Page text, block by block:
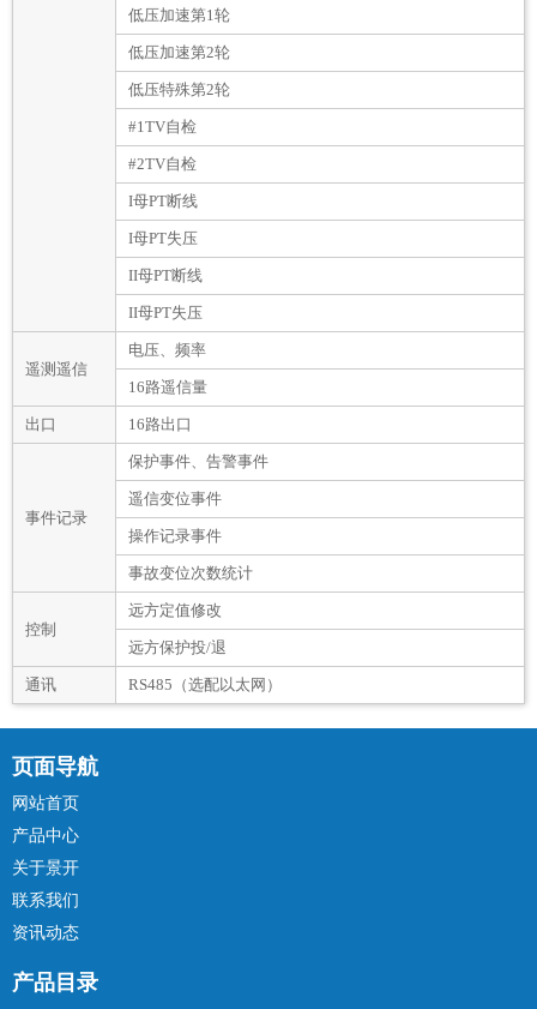
低压加速第1轮
低压加速第2轮
低压特殊第2轮
#1TV自检
#2TV自检
I母PT断线
I母PT失压
II母PT断线
II母PT失压
遥测遥信
电压、频率
16路遥信量
出口 16路出口
事件记录
保护事件、告警事件
遥信变位事件
操作记录事件
事故变位次数统计
控制
远方定值修改
远方保护投/退
通讯 RS485（选配以太网）
页面导航
网站首页
产品中心
关于景开
联系我们
资讯动态
产品目录